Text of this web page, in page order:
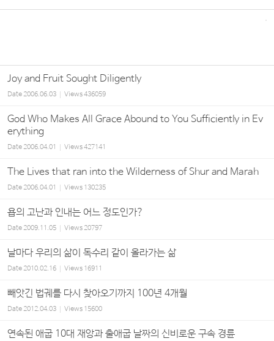
Joy and Fruit Sought Diligently
Date2006.06.03 Views436059
God Who Makes All Grace Abound to You Sufficiently in Ev
erything
Date2006.04.01 Views427141
The Lives that ran into the Wilderness of Shur and Marah
Date2006.04.01 Views 130235
욥의 고난과 인내는 어느 정도인가?
Date2009.11.05 Views20797
날마다 우리의 삶이 독수리 같이 올라가는 삶
Date2010.02.16 Views 16911
빼앗긴 법궤를 다시 찾아오기까지 100년 4개월
Date2012.04.03 Views 15600
연속된 애굽 10대 재앙과 출애굽 날짜의 신비로운 구속 경륜